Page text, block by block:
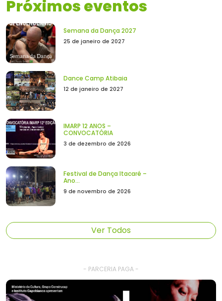
Próximos eventos
Semana da Dança 2027
25 de janeiro de 2027
Dance Camp Atibaia
12 de janeiro de 2027
IMARP 12 ANOS –
CONVOCATÓRIA
3 de dezembro de 2026
Festival de Dança Itacaré –
Ano...
9 de novembro de 2026
Ver Todos
- PARCERIA PAGA -